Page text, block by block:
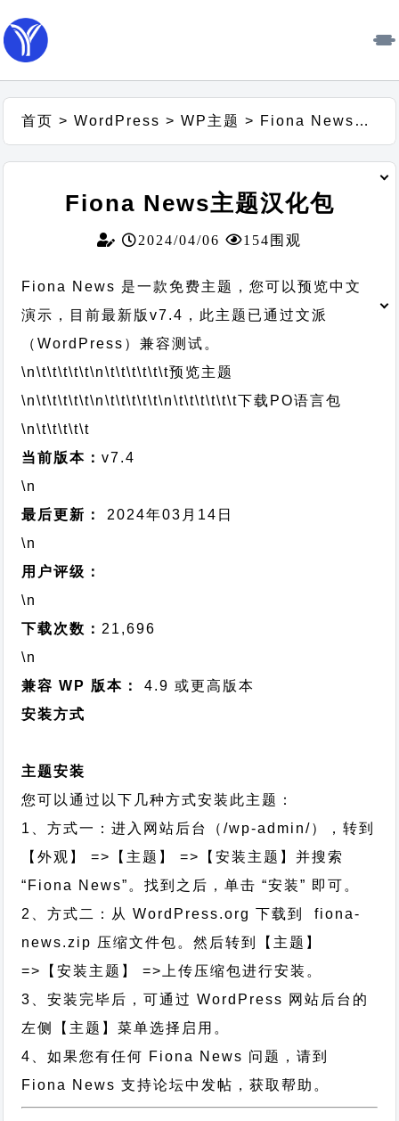
首页 >WordPress >WP主题 > Fiona News主题汉化包
Fiona News主题汉化包
2024/04/06 154围观
Fiona News 是一款免费主题，您可以预览中文
演示，目前最新版v7.4，此主题已通过文派
（WordPress）兼容测试。
\n\t\t\t\t\t\n\t\t\t\t\t\t预览主题
\n\t\t\t\t\t\n\t\t\t\t\t\n\t\t\t\t\t\t下载PO语言包
\n\t\t\t\t\t
当前版本：v7.4
\n
最后更新：
2024年03月14日
\n
用户评级：
\n
下载次数： 21,696
\n
兼容 WP 版本：
4.9 或更高版本
安装方式
主题安装
您可以通过以下几种方式安装此主题：
1、方式一：进入网站后台（/wp-admin/），转到
【外观】 =>【主题】 =>【安装主题】并搜索
“Fiona News”。找到之后，单击 “安装” 即可。
2、方式二：从 WordPress.org 下载到 fiona-
news.zip 压缩文件包。然后转到【主题】
=>【安装主题】 =>上传压缩包进行安装。
3、安装完毕后，可通过 WordPress 网站后台的
左侧【主题】菜单选择启用。
4、如果您有任何 Fiona News 问题，请到
Fiona News 支持论坛中发帖，获取帮助。